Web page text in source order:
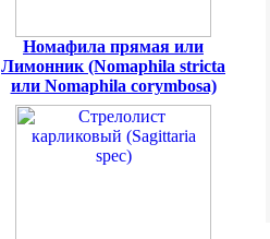
Номафила прямая или
Лимонник (Nomaphila stricta
или Nomaphila corymbosa)